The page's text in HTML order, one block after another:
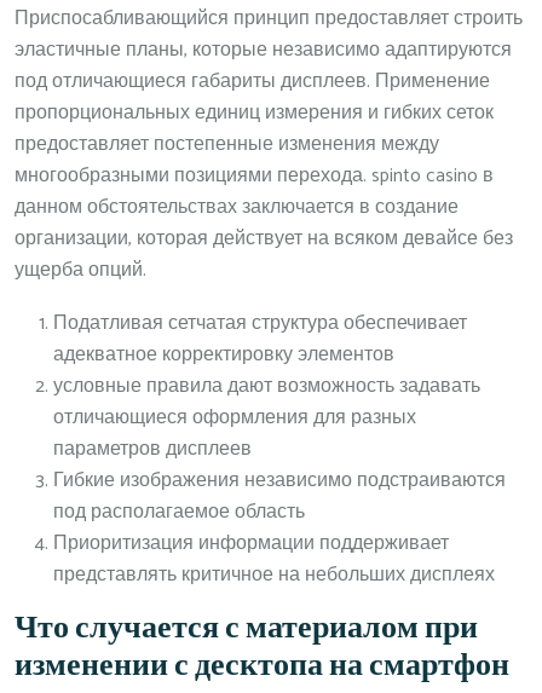
Приспосабливающийся принцип предоставляет строить
эластичные планы, которые независимо адаптируются
под отличающиеся габариты дисплеев. Применение
пропорциональных единиц измерения и гибких сеток
предоставляет постепенные изменения между
многообразными позициями перехода. spinto casino в
данном обстоятельствах заключается в создание
организации, которая действует на всяком девайсе без
ущерба опций.
Податливая сетчатая структура обеспечивает
адекватное корректировку элементов
условные правила дают возможность задавать
отличающиеся оформления для разных
параметров дисплеев
Гибкие изображения независимо подстраиваются
под располагаемое область
Приоритизация информации поддерживает
представлять критичное на небольших дисплеях
Что случается с материалом при
изменении с десктопа на смартфон